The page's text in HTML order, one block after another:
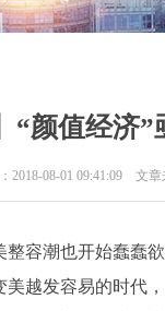
“颜值经济
2018-08-01 09:41:09 文章
潮也开始蠢蠢
越发容易的时代